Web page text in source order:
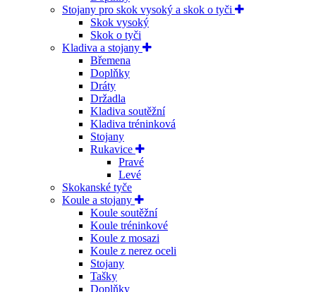
Stojany pro skok vysoký a skok o tyči
Skok vysoký
Skok o tyči
Kladiva a stojany
Břemena
Doplňky
Dráty
Držadla
Kladiva soutěžní
Kladiva tréninková
Stojany
Rukavice
Pravé
Levé
Skokanské tyče
Koule a stojany
Koule soutěžní
Koule tréninkové
Koule z mosazi
Koule z nerez oceli
Stojany
Tašky
Doplňky